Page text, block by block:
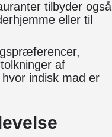
tilbyder også
eller til
af
indisk mad er